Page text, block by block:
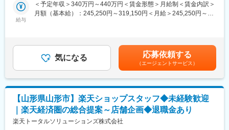
重視し相談しやすい環境◎
※ご応募時、参加可能日時をお知らせください。
・新規契約・機種変更の受付および提案
・料金プラン、楽天ポイント活用、楽天カード、各種サービスの
案内
・スマホの初期設定・データ移行サポート
・問い合わせ対応
◇店舗運営
・店舗での電話応対
・在庫管理、売り場づくり、POP作成
・KPI管理・数値振り返り
て、お客様の生活をより豊かにするトータルサポートを行うポジ
ションです。
・新規契約・機種変更の受付および提案
・料金プラン、楽天ポイント活用、楽天カード、各種サービスの
案内
・スマホの初期設定・データ移行サポート
・問い合わせ対応
◇店舗運営
・在庫管理、売り場づくり、POP作成
給与
＜予定年収＞340万円～440万円＜賃金形態＞月給制＜賃金内訳＞
月額（基本給）：245,250円～319,150円＜月給＞245,250円～
金はあくまでも目安の金額であり、選考を通じて上下する可能性
があります。月給(月額)は固定手当を含めた表記です。
気になる 応募依頼する
（エージェントサービス）
【山形県山形市】楽天ショップスタッフ◆未経験歓迎
｜楽天経済圏の総合提案～店舗企画◆退職金あり
楽天トータルソリューションズ株式会社